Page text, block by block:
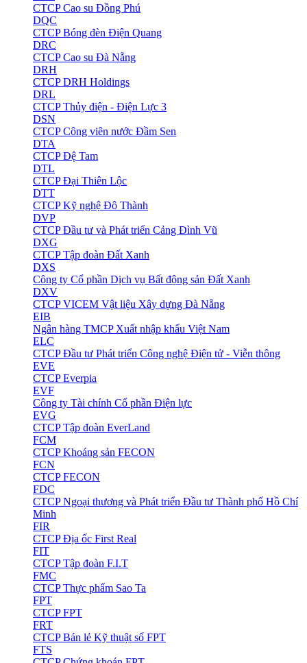
CTCP Cao su Đồng Phú
DQC
CTCP Bóng đèn Điện Quang
DRC
CTCP Cao su Đà Nẵng
DRH
CTCP DRH Holdings
DRL
CTCP Thủy điện - Điện Lực 3
DSN
CTCP Công viên nước Đầm Sen
DTA
CTCP Đệ Tam
DTL
CTCP Đại Thiên Lộc
DTT
CTCP Kỹ nghệ Đô Thành
DVP
CTCP Đầu tư và Phát triển Cảng Đình Vũ
DXG
CTCP Tập đoàn Đất Xanh
DXS
Công ty Cổ phần Dịch vụ Bất động sản Đất Xanh
DXV
CTCP VICEM Vật liệu Xây dựng Đà Nẵng
EIB
Ngân hàng TMCP Xuất nhập khẩu Việt Nam
ELC
CTCP Đầu tư Phát triển Công nghệ Điện tử - Viễn thông
EVE
CTCP Everpia
EVF
Công ty Tài chính Cổ phần Điện lực
EVG
CTCP Tập đoàn EverLand
FCM
CTCP Khoáng sản FECON
FCN
CTCP FECON
FDC
CTCP Ngoại thương và Phát triển Đầu tư Thành phố Hồ Chí
Minh
FIR
CTCP Địa ốc First Real
FIT
CTCP Tập đoàn F.I.T
FMC
CTCP Thực phẩm Sao Ta
FPT
CTCP FPT
FRT
CTCP Bán lẻ Kỹ thuật số FPT
FTS